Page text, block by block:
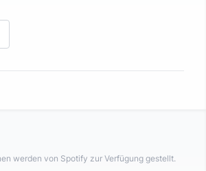
werden von Spotify zur Verfügung gestellt.